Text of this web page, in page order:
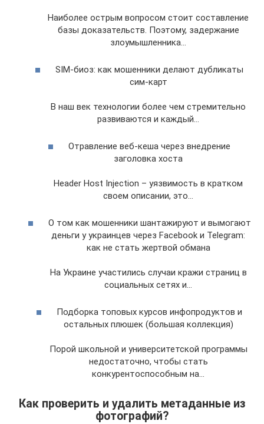
Наиболее острым вопросом стоит составление
базы доказательств. Поэтому, задержание
злоумышленника…
SIM-биоз: как мошенники делают дубликаты
сим-карт
В наш век технологии более чем стремительно
развиваются и каждый…
Отравление веб-кеша через внедрение
заголовка хоста
Header Host Injection – уязвимость в кратком
своем описании, это…
О том как мошенники шантажируют и вымогают
деньги у украинцев через Facebook и Telegram:
как не стать жертвой обмана
На Украине участились случаи кражи страниц в
социальных сетях и…
Подборка топовых курсов инфопродуктов и
остальных плюшек (большая коллекция)
Порой школьной и университетской программы
недостаточно, чтобы стать
конкурентоспособным на…
Как проверить и удалить метаданные из
фотографий?